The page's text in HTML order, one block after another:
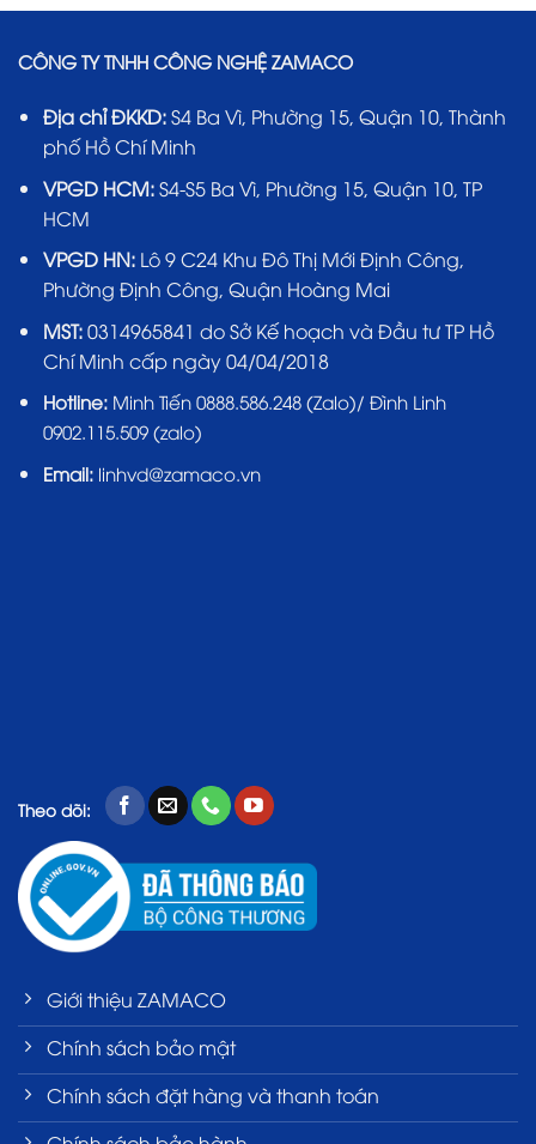
CÔNG TY TNHH CÔNG NGHỆ ZAMACO
Địa chỉ ĐKKD:S4 Ba Vì, Phường 15, Quận 10, Thành
phố Hồ Chí Minh
VPGD HCM:S4-S5 Ba Vì, Phường 15, Quận 10, TP
HCM
VPGD HN:Lô 9 C24 Khu Đô Thị Mới Định Công,
Phường Định Công, Quận Hoàng Mai
MST:0314965841 do Sở Kế hoạch và Đầu tư TP Hồ
Chí Minh cấp ngày 04/04/2018
Hotline: Minh Tiến 0888.586.248 (Zalo)/ Đình Linh
0902.115.509 (zalo)
Email:linhvd@zamaco.vn
Theo dõi:
Giới thiệu ZAMACO
Chính sách bảo mật
Chính sách đặt hàng và thanh toán